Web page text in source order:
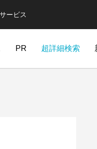
ービス
PR 超詳細検索